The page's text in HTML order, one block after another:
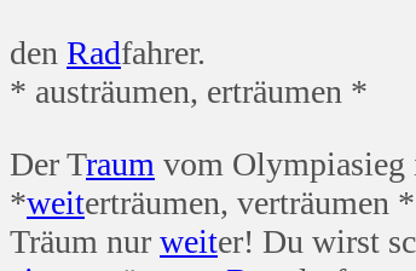
den Radfahrer.
* austräumen, erträumen *
Der Traum vom Olympiasieg
*weiterträumen, verträumen *
Träum nur weiter! Du wirst